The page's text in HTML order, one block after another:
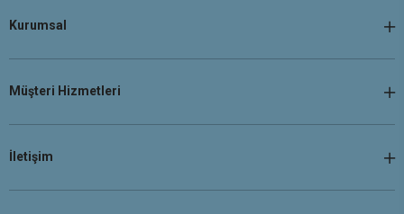
Kurumsal
Müşteri Hizmetleri
İletişim